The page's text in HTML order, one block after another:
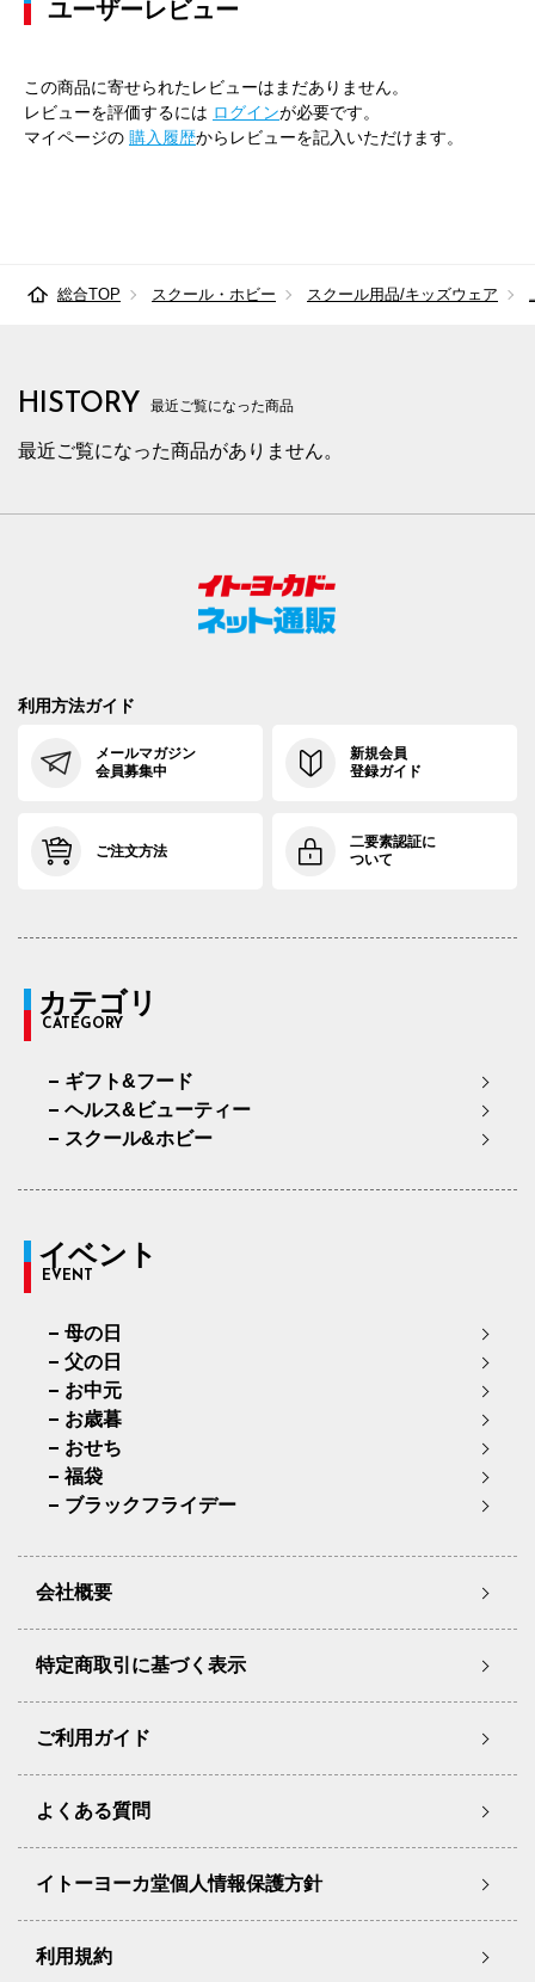
ユーザーレビュー
この商品に寄せられたレビューはまだありません。
レビューを評価するには ログインが必要です。
マイページの 購入履歴からレビューを記入いただけます。
総合TOP スクール・ホビー スクール用品/キッズウェア
HISTORY 最近ご覧になった商品
最近ご覧になった商品がありません。
利用方法ガイド
メールマガジン
会員募集中
新規会員
登録ガイド
ご注文方法
二要素認証に
ついて
カテゴリ
CATEGORY
ギフト&フード
ヘルス&ビューティー
スクール&ホビー
イベント
EVENT
母の日
父の日
お中元
お歳暮
おせち
福袋
ブラックフライデー
会社概要
特定商取引に基づく表示
ご利用ガイド
よくある質問
イトーヨーカ堂個人情報保護方針
利用規約